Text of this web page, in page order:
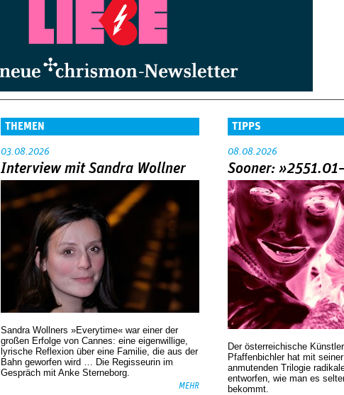
THEMEN
03.08.2026
Interview mit Sandra Wollner
Sandra Wollners »Everytime« war einer der
großen Erfolge von Cannes: eine eigenwillige,
lyrische Reflexion über eine ­Familie, die aus der
Bahn geworfen wird … Die Regisseurin im
Gespräch mit Anke Sterneborg.
MEHR
TIPPS
08.08.2026
Sooner:
Der österreichische
Pfaffenbichler hat mit
anmutenden Trilogie
entworfen, wie man es
bekommt.